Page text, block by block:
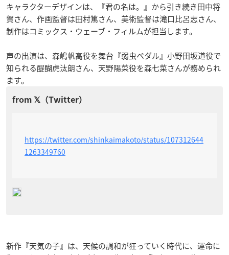
キャラクターデザインは、『君の名は。』から引き続き田中将
賀さん、作画監督は田村篤さん、美術監督は滝口比呂志さん、
制作はコミックス・ウェーブ・フィルムが担当します。
声の出演は、森嶋帆高役を舞台『弱虫ペダル』小野田坂道役で
知られる醍醐虎汰朗さん、天野陽菜役を森七菜さんが務められ
ます。
https://twitter.com/shinkaimakoto/status/107312644
1263349760
新作『天気の子』は、天候の調和が狂っていく時代に、運命に